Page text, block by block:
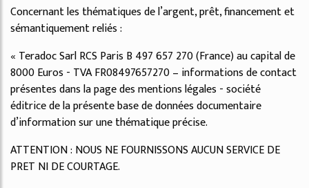
Concernant les thématiques de l’argent, prêt, financement et
sémantiquement reliés :
« Teradoc Sarl RCS Paris B 497 657 270 (France) au capital de
8000 Euros - TVA FR08497657270 – informations de contact
présentes dans la page des mentions légales - société
éditrice de la présente base de données documentaire
d’information sur une thématique précise.
ATTENTION : NOUS NE FOURNISSONS AUCUN SERVICE DE
PRET NI DE COURTAGE.